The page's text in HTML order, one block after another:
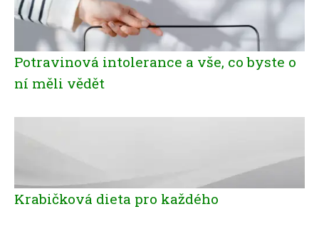
Potravinová intolerance a vše, co byste o
ní měli vědět
Krabičková dieta pro každého